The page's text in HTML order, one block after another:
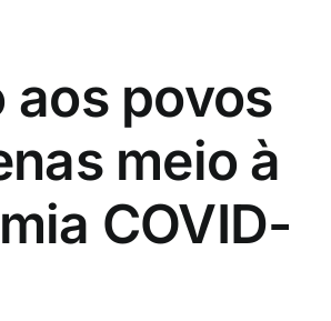
aos povos
meio à
COVID-